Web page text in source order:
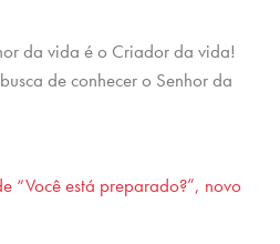
da vida é o Criador da vida!
de conhecer o Senhor da
“Você está preparado?”, novo